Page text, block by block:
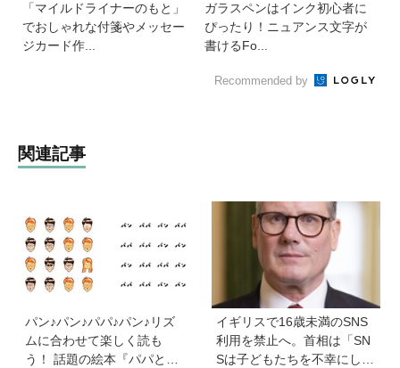
「マイルドライナーのもと」
でおしゃれな付箋やメッセー
ジカード作...
ガラスペンはインク初心者に
ぴったり！ニュアンス文字が
書けるFo...
Recommended by
関連記事
パン♪パン♪パパ♪パン♪リズ
ムに合わせて楽しく読も
う！ 話題の絵本『パパとパ
イギリスで16歳未満のSNS
利用を禁止へ。首相は「SN
Sは子どもたちを不幸にして